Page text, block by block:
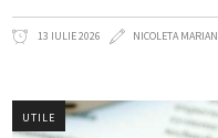
13 IULIE 2026 NICOLETA MARIAN
UTILE